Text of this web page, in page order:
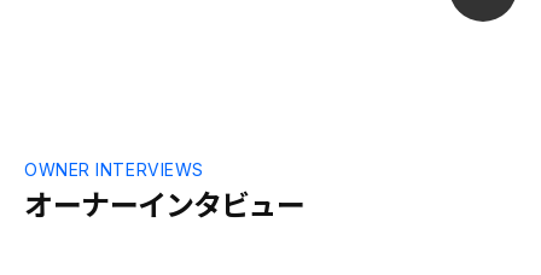
オーナーインタビュー
OWNER INTERVIEWS